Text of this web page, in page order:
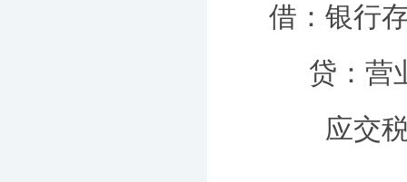
借：银行
贷：营业
应交税费